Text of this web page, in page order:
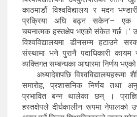
काठमाडौं विश्वविद्यालय र मदन
प्रक्रिया अघि बढ्न सकेन’– एक
चयनात्मक हस्तक्षेप भएको संकेत गर्छ ।’
विश्वविद्यालयमा डीनसम्म हटाउने
संस्थामा भने पुरानै पदाधिकारी
व्यक्तिगत सम्बन्धका आधारमा निर्णय
अध्यादेशपछि विश्वविद्यालयहरूमा
समारोह, प्रशासनिक निर्णय तथा
प्रभावित बन्न थालेका छन् ।
हस्तक्षेपले दीर्घकालीन रूपमा नेपालको